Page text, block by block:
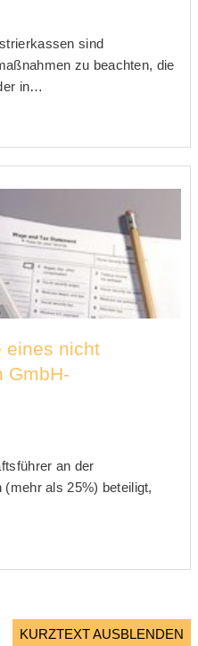
sind
zu beachten, die
in…
eines nicht
GmbH-
an der
als 25%) beteiligt,
KURZTEXT AUSBLENDEN